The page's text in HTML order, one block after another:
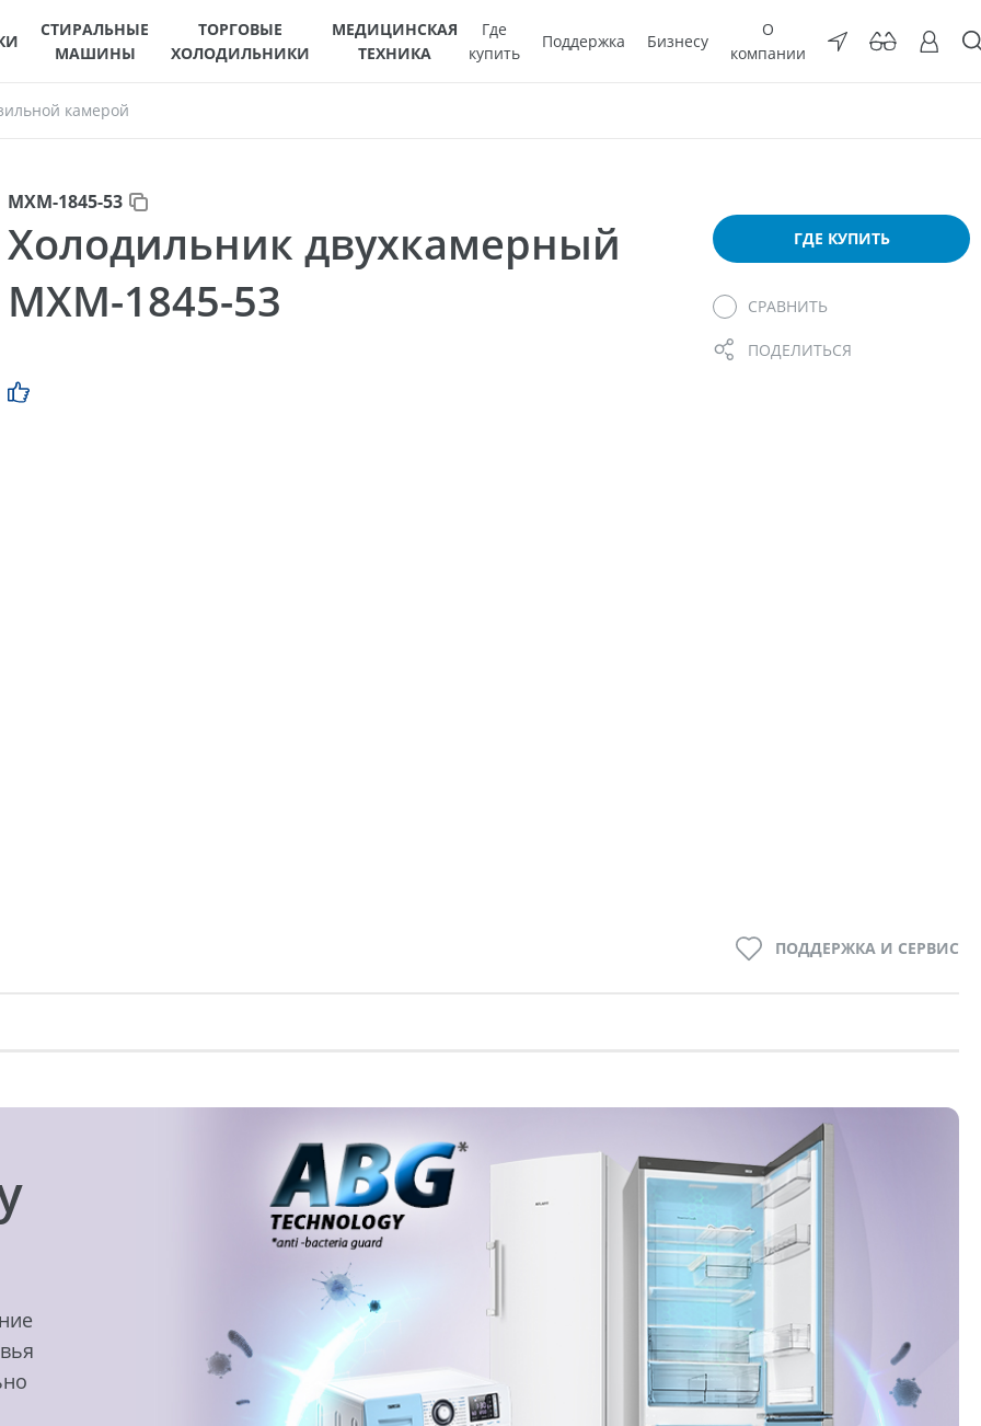
СТИРАЛЬНЫЕ
МАШИНЫ
ТОРГОВЫЕ
ХОЛОДИЛЬНИКИ
МЕДИЦИНСКАЯ
ТЕХНИКА
Где
купить
Поддержка Бизнесу
О
компании
камерой
МХМ-1845-53
Холодильник двухкамерный
МХМ-1845-53
ГДЕ КУПИТЬ
СРАВНИТЬ
ПОДЕЛИТЬСЯ
ПОДДЕРЖКА И СЕРВИС